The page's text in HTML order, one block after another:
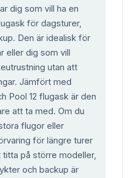
dig som vill ha en
för dagsturer,
Den är idealisk för
eller dig som vill
utan att
Jämfört med
Pool 12 flugask är den
att ta med. Om du
flugor eller
för längre turer
på större modeller,
och backup är